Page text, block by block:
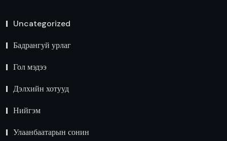
Uncategorized
Бадрангуй урлаг
Гол мэдээ
Дэлхийн хотууд
Нийгэм
Улаанбаатарын сонин